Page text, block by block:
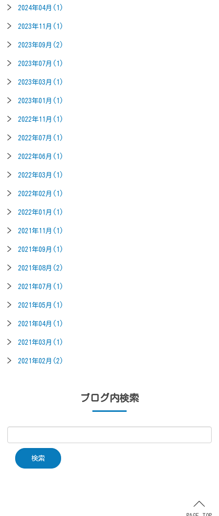
2024年04月(1)
2023年11月(1)
2023年09月(2)
2023年07月(1)
2023年03月(1)
2023年01月(1)
2022年11月(1)
2022年07月(1)
2022年06月(1)
2022年03月(1)
2022年02月(1)
2022年01月(1)
2021年11月(1)
2021年09月(1)
2021年08月(2)
2021年07月(1)
2021年05月(1)
2021年04月(1)
2021年03月(1)
2021年02月(2)
ブログ内検索